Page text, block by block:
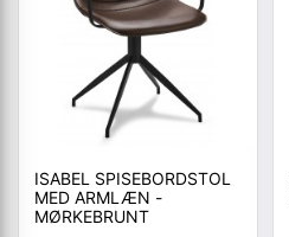
ISABEL SPISEBORDSTOL
MED ARMLÆN -
MØRKEBRUNT